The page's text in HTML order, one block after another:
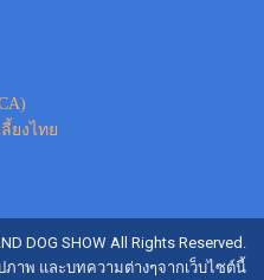
ยงไทย
DOG SHOW All Rights Reserved.
าพ และบทความต่างๆจากเว็บไซต์นี้